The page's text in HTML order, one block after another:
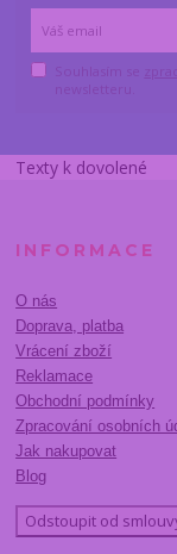
Texty k dovolené
INFORMACE
O nás
Doprava, platba
Vrácení zboží
Reklamace
Obchodní podmínky
Zpracování osobních
Jak nakupovat
Blog
Odstoupit od